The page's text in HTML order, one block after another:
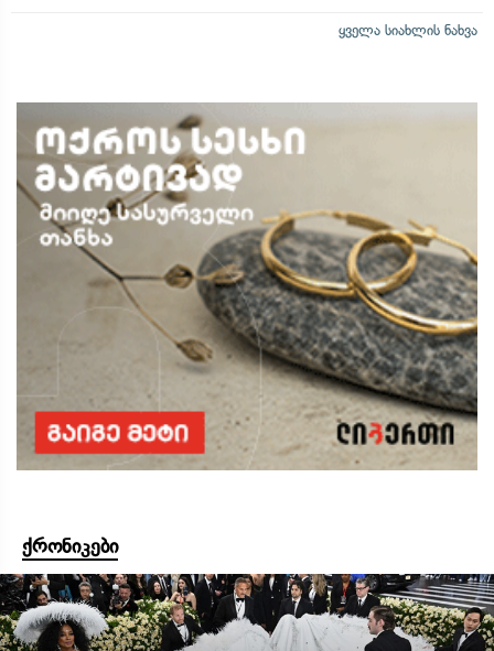
ყველა სიახლის ნახვა
ქრონიკები